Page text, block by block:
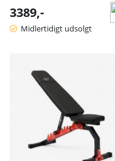
3389,-
Midlertidigt udsolgt